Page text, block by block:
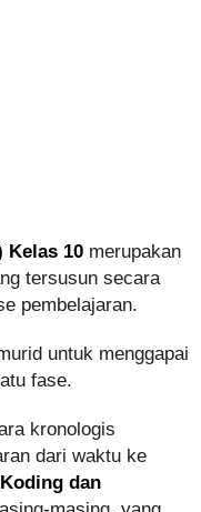
Kelas 10 merupakan
tersusun secara
pembelajaran.
untuk menggapai
fase.
kronologis
dari waktu ke
dan